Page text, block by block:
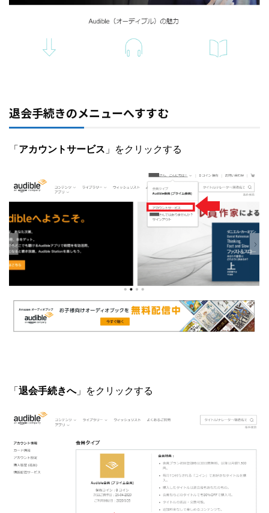
退会手続きのメニューへすすむ
「アカウントサービス 」をクリックする
「退会手続きへ」をクリックする